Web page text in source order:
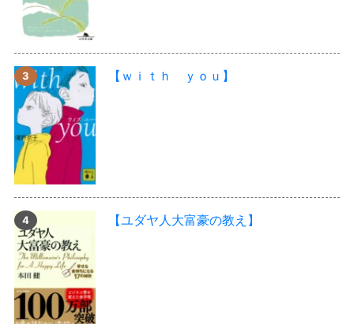
【ｗｉｔｈ ｙｏｕ】
【ユダヤ人大富豪の教え】